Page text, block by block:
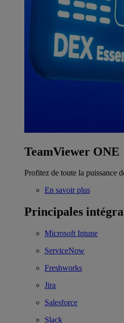
TeamViewer ONE
Profitez de toute la puissance
En savoir plus
Principales
Microsoft Intune
ServiceNow
Freshworks
Jira
Salesforce
Slack